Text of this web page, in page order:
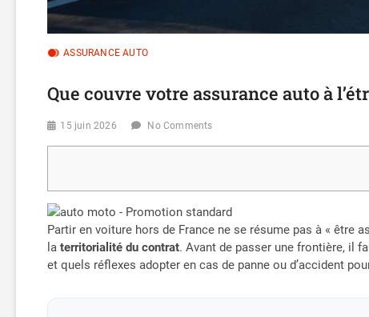
ASSURANCE AUTO
Que couvre votre assurance auto à
15 juin 2026 No Comments
Partir en voiture hors de France ne se résume pas à « être
laterritorialité du contrat. Avant de passer une frontière, il
et quels réflexes adopter en cas de panne ou d’accident